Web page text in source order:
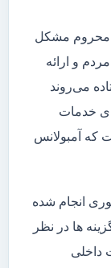
محروم مشکل
و ارائه
می‌روند
خدمات
که آمبولانس
انجام شده
ها در نظر
داخلی